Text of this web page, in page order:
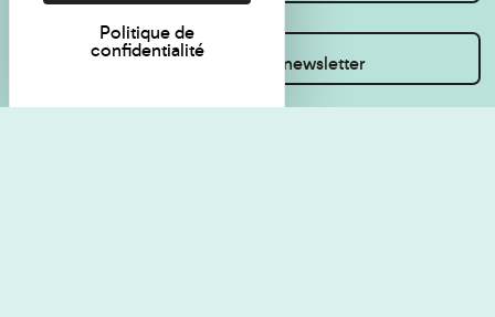
Inscrivez-vous à la newsletter
Politique de
confidentialité